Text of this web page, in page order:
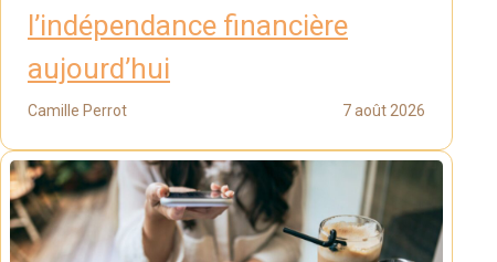
l’indépendance financière
aujourd’hui
Camille Perrot 7 août 2026